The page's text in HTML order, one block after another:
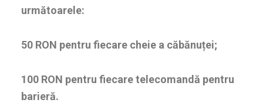
următoarele:
50 RON pentru fiecare cheie a căbănuței;
100 RON pentru fiecare telecomandă pentru
barieră.